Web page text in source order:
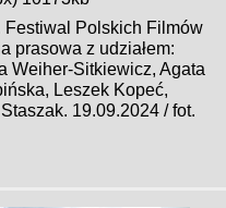
Festiwal Polskich Filmów
prasowa z udziałem:
Weiher-Sitkiewicz, Agata
Leszek Kopeć,
19.09.2024 / fot.